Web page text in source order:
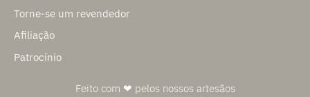
Torne-se um revendedor
Afiliação
Patrocínio
Feito com ❤ pelos nossos artesãos